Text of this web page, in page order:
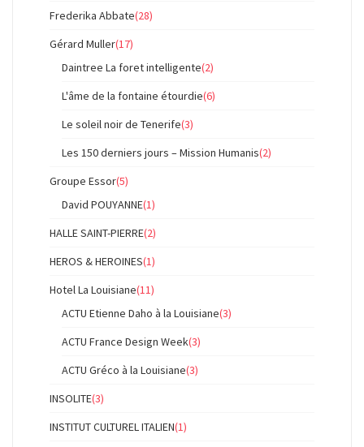
Frederika Abbate(28)
Gérard Muller(17)
Daintree La foret intelligente(2)
L'âme de la fontaine étourdie(6)
Le soleil noir de Tenerife(3)
Les 150 derniers jours – Mission Humanis(2)
Groupe Essor(5)
David POUYANNE(1)
HALLE SAINT-PIERRE(2)
HEROS & HEROINES(1)
Hotel La Louisiane(11)
ACTU Etienne Daho à la Louisiane(3)
ACTU France Design Week(3)
ACTU Gréco à la Louisiane(3)
INSOLITE(3)
INSTITUT CULTUREL ITALIEN(1)